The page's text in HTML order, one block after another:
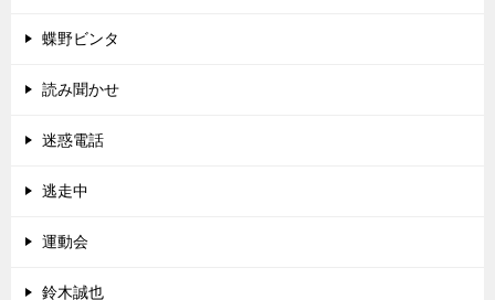
蝶野ビンタ
読み聞かせ
迷惑電話
逃走中
運動会
鈴木誠也